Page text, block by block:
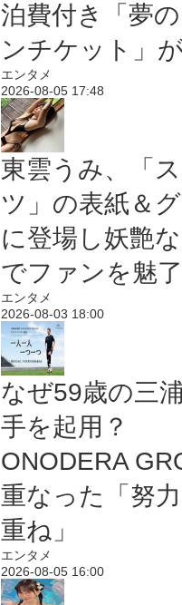
泊費付き「夢
ンチケット」
エンタメ
2026-08-05 17:48
東雲うみ、「
ツ」の表紙＆
に登場し妖艶
でファンを魅了
エンタメ
2026-08-03 18:00
なぜ59歳の三
手を起用？
ONODERA
重なった「努
重ね」
エンタメ
2026-08-05 16:00